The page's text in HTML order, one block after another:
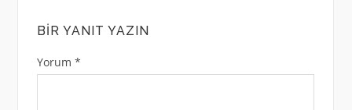
BIR YANIT YAZIN
Yorum *